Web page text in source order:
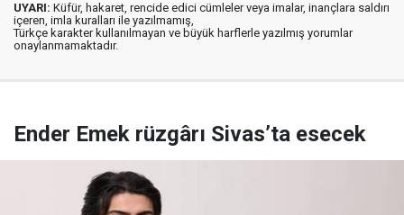
UYARI: Küfür, hakaret, rencide edici cümleler veya imalar, inançlara saldırı
içeren, imla kuralları ile yazılmamış,
Türkçe karakter kullanılmayan ve büyük harflerle yazılmış yorumlar
onaylanmamaktadır.
Ender Emek rüzgârı Sivas’ta esecek